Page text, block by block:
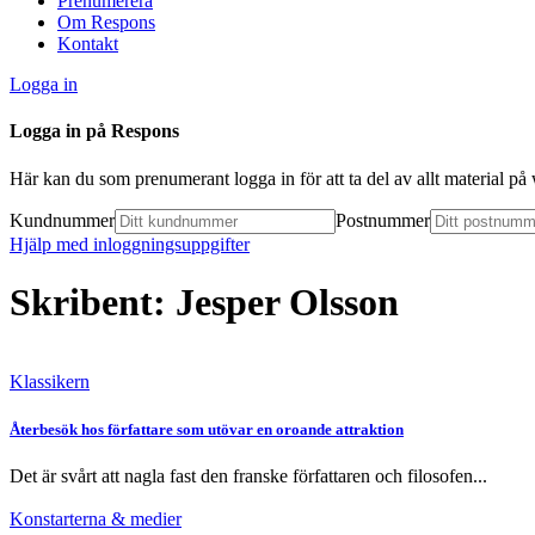
Om Respons
Kontakt
Logga in
Logga in på Respons
Här kan du som prenumerant logga in för att ta del av allt material på
Kundnummer
Postnummer
Hjälp med inloggningsuppgifter
Skribent: Jesper Olsson
Klassikern
Återbesök hos författare som utövar en oroande attraktion
Det är svårt att nagla fast den franske författaren och filosofen...
Konstarterna & medier